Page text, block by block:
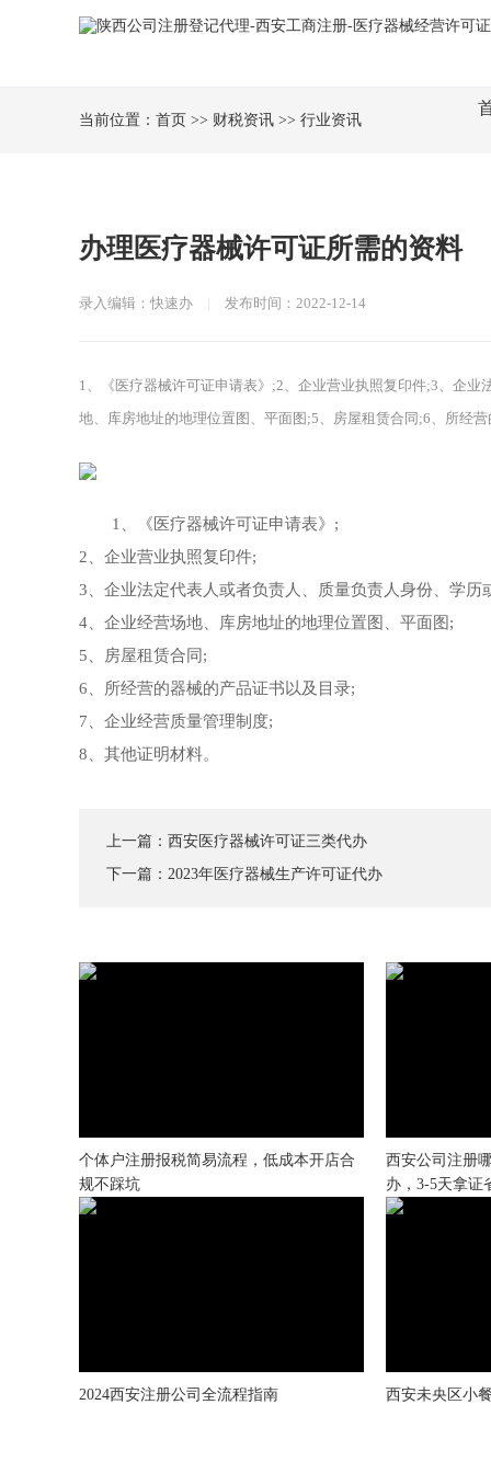
当前位置： 首页 >> 财税资讯 >> 行业资讯
办理医疗器械许可证所需的资料
录入编辑：快速办 发布时间：2022-12-14
1、《医疗器械许可证申请表》;2、企业营业执照复印件;3、企
地、库房地址的地理位置图、平面图;5、房屋租赁合同;6、所经营
1、《医疗器械许可证申请表》;
2、企业营业执照复印件;
3、企业法定代表人或者负责人、质量负责人身份、学历
4、企业经营场地、库房地址的地理位置图、平面图;
5、房屋租赁合同;
6、所经营的器械的产品证书以及目录;
7、企业经营质量管理制度;
8、其他证明材料。
上一篇： 西安医疗器械许可证三类代办
下一篇： 2023年医疗器械生产许可证代办
个体户注册报税简易流程，低成本开店合
规不踩坑
西安公司注册
办，3-5天拿证
2024西安注册公司全流程指南 西安未央区小